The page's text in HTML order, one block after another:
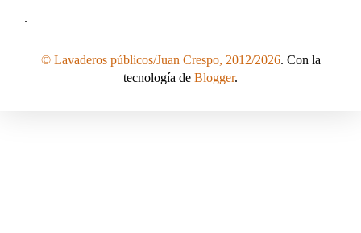
.
© Lavaderos públicos/Juan Crespo, 2012/2026. Con la
tecnología de Blogger.